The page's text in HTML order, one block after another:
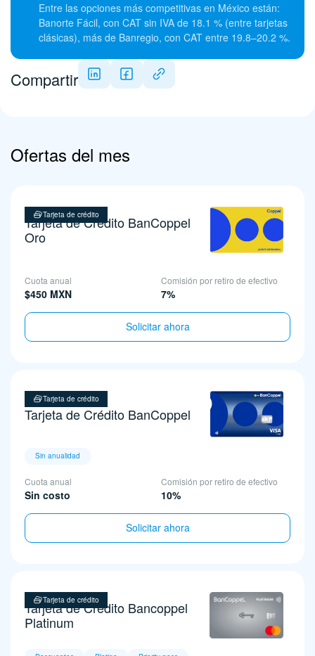
Entre las opciones más competitivas en México están:
Banorte Fácil, con CAT sin IVA de 18.1 % (entre tarjetas
clásicas), más de Banregio, con CAT entre 19.8–20.2 %.
Compartir
Ofertas del mes
Tarjeta de crédito
Tarjeta de Crédito BanCoppel
Oro
Cuota anual
$450 MXN
Comisión por retiro de efectivo
7%
Solicitar ahora
Tarjeta de crédito
Tarjeta de Crédito BanCoppel
Sin anualidad
Cuota anual
Sin costo
Comisión por retiro de efectivo
10%
Solicitar ahora
Tarjeta de crédito
Tarjeta de Crédito Bancoppel
Platinum